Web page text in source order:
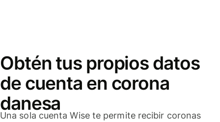
Obtén tus propios datos
de cuenta en corona
danesa
Una sola cuenta Wise te permite recibir coronas